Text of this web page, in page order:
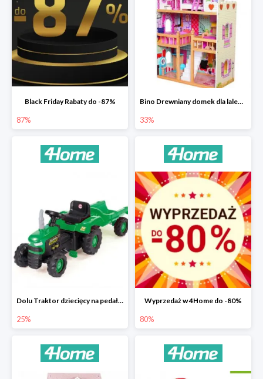
Black Friday Rabaty do -87%
87%
Bino Drewniany domek dla lalek z mebelkami -33%
33%
Dolu Traktor dziecięcy na pedały z przyczepką -25%
25%
Wyprzedaż w 4Home do -80%
80%